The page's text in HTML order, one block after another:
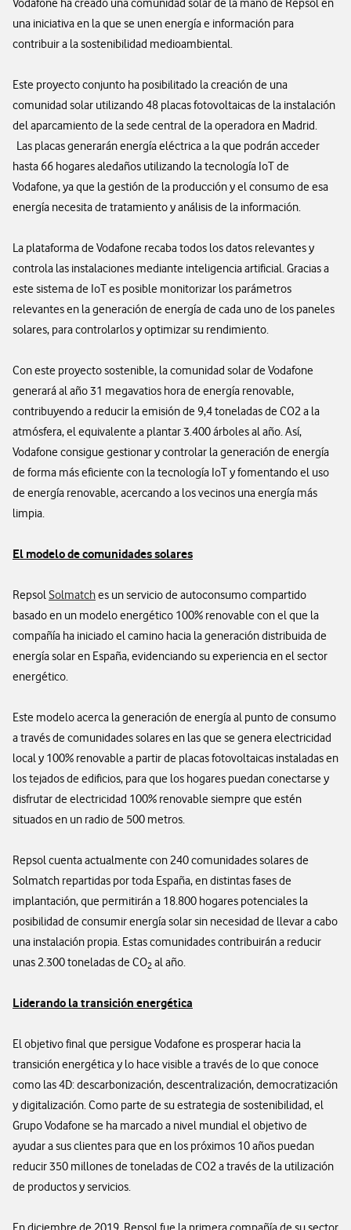
Vodafone ha creado una comunidad solar de la mano de Repsol en
una iniciativa en la que se unen energía e información para
contribuir a la sostenibilidad medioambiental.
Este proyecto conjunto ha posibilitado la creación de una
comunidad solar utilizando 48 placas fotovoltaicas de la instalación
del aparcamiento de la sede central de la operadora en Madrid.
Las placas generarán energía eléctrica a la que podrán acceder
hasta 66 hogares aledaños utilizando la tecnología IoT de
Vodafone, ya que la gestión de la producción y el consumo de esa
energía necesita de tratamiento y análisis de la información.
La plataforma de Vodafone recaba todos los datos relevantes y
controla las instalaciones mediante inteligencia artificial. Gracias a
este sistema de IoT es posible monitorizar los parámetros
relevantes en la generación de energía de cada uno de los paneles
solares, para controlarlos y optimizar su rendimiento.
Con este proyecto sostenible, la comunidad solar de Vodafone
generará al año 31 megavatios hora de energía renovable,
contribuyendo a reducir la emisión de 9,4 toneladas de CO2 a la
atmósfera, el equivalente a plantar 3.400 árboles al año. Así,
Vodafone consigue gestionar y controlar la generación de energía
de forma más eficiente con la tecnología IoT y fomentando el uso
de energía renovable, acercando a los vecinos una energía más
limpia.
El modelo de comunidades solares
RepsolSolmatches un servicio de autoconsumo compartido
basado en un modelo energético 100% renovable con el que la
compañía ha iniciado el camino hacia la generación distribuida de
energía solar en España, evidenciando su experiencia en el sector
energético.
Este modelo acerca la generación de energía al punto de consumo
a través de comunidades solares en las que se genera electricidad
local y 100% renovable a partir de placas fotovoltaicas instaladas en
los tejados de edificios, para que los hogares puedan conectarse y
disfrutar de electricidad 100% renovable siempre que estén
situados en un radio de 500 metros.
Repsol cuenta actualmente con 240 comunidades solares de
Solmatch repartidas por toda España, en distintas fases de
implantación, que permitirán a 18.800 hogares potenciales la
posibilidad de consumir energía solar sin necesidad de llevar a cabo
una instalación propia. Estas comunidades contribuirán a reducir
unas 2.300 toneladas de CO2 al año.
Liderando la transición energética
El objetivo final que persigue Vodafone es prosperar hacia la
transición energética y lo hace visible a través de lo que conoce
como las 4D: descarbonización, descentralización, democratización
y digitalización. Como parte de su estrategia de sostenibilidad, el
Grupo Vodafone se ha marcado a nivel mundial el objetivo de
ayudar a sus clientes para que en los próximos 10 años puedan
reducir 350 millones de toneladas de CO2 a través de la utilización
de productos y servicios.